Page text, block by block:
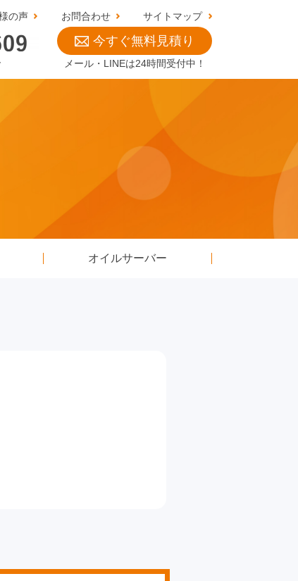
の声 お問合わせ サイトマップ
今すぐ無料見積り
メール・LINEは24時間受付中！
オイルサーバー